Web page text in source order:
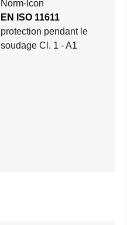
EN ISO 11611
protection pendant le
soudage Cl. 1 - A1